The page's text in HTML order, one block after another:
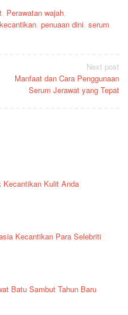
, Perawatan wajah,
kecantikan, penuaan dini, serum,
Next post
Manfaat dan Cara Penggunaan
Serum Jerawat yang Tepat
Kecantikan Kulit Anda
Kecantikan Para Selebriti
Batu Sambut Tahun Baru